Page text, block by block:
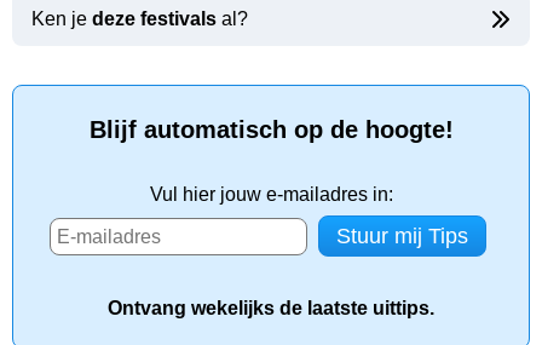
Ken je deze festivals al?
Blijf automatisch op de hoogte!
Vul hier jouw e-mailadres in:
Ontvang wekelijks de laatste uittips.